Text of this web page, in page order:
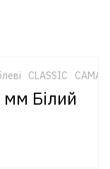
CLASSIC
мм Білий